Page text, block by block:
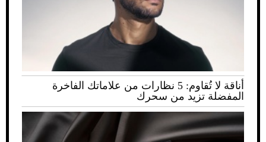
أناقة لا تُقاوم: 5 نظارات من علاماتك الفاخرة
المفضلة تزيد من سحرك